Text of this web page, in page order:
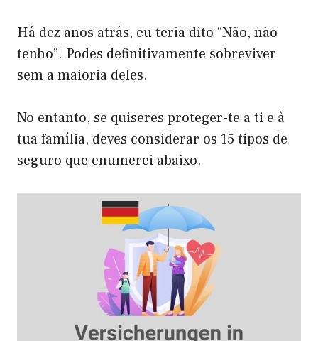
Há dez anos atrás, eu teria dito “Não, não
tenho”. Podes definitivamente sobreviver
sem a maioria deles.
No entanto, se quiseres proteger-te a ti e à
tua família, deves considerar os 15 tipos de
seguro que enumerei abaixo.